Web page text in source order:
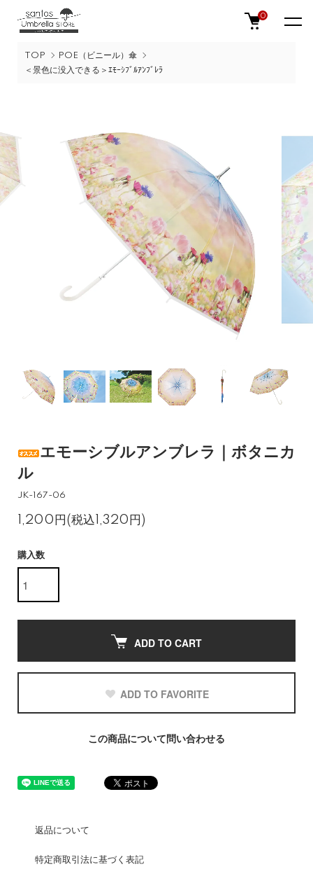
0
TOP
POE（ビニール）傘
＜景色に没入できる＞ｴﾓｰｼﾌﾞﾙｱﾝﾌﾞﾚﾗ
エモーシブルアンブレラ｜ボタニカ
ル
JK-167-06
1,200円(税込1,320円)
購入数
ADD TO CART
ADD TO FAVORITE
この商品について問い合わせる
返品について
特定商取引法に基づく表記